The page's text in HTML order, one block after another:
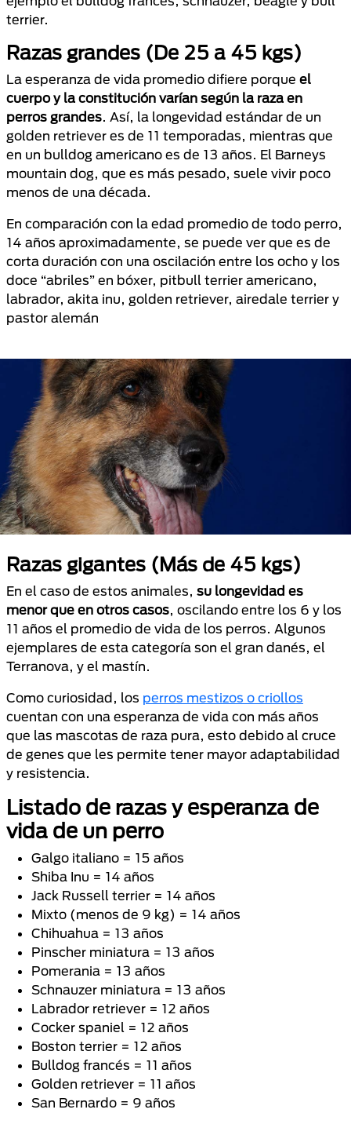
terrier.
Razas grandes (De 25 a 45 kgs)
La esperanza de vida promedio difiere porque el
cuerpo y la constitución varían según la raza en
perros grandes. Así, la longevidad estándar de un
golden retriever es de 11 temporadas, mientras que
en un bulldog americano es de 13 años. El Barneys
mountain dog, que es más pesado, suele vivir poco
menos de una década.
En comparación con la edad promedio de todo perro,
14 años aproximadamente, se puede ver que es de
corta duración con una oscilación entre los ocho y los
doce “abriles” en bóxer, pitbull terrier americano,
labrador, akita inu, golden retriever, airedale terrier y
pastor alemán
Razas gigantes (Más de 45 kgs)
En el caso de estos animales, su longevidad es
menor que en otros casos, oscilando entre los 6 y los
11 años el promedio de vida de los perros. Algunos
ejemplares de esta categoría son el gran danés, el
Terranova, y el mastín.
Como curiosidad, los perros mestizos o criollos
cuentan con una esperanza de vida con más años
que las mascotas de raza pura, esto debido al cruce
de genes que les permite tener mayor adaptabilidad
y resistencia.
Listado de razas y esperanza de
vida de un perro
Galgo italiano = 15 años
Shiba Inu = 14 años
Jack Russell terrier = 14 años
Mixto (menos de 9 kg) = 14 años
Chihuahua = 13 años
Pinscher miniatura = 13 años
Pomerania = 13 años
Schnauzer miniatura = 13 años
Labrador retriever = 12 años
Cocker spaniel = 12 años
Boston terrier = 12 años
Bulldog francés = 11 años
Golden retriever = 11 años
San Bernardo = 9 años